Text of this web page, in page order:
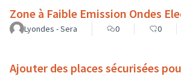
Zone à Faible Emission Ondes
Lyondes - Sera 0 0
Ajouter des places sécurisées